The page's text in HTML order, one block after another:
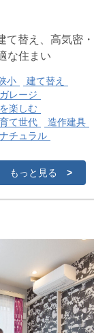
て替え、高気密・
な住まい
小
建て替え
レージ
楽しむ
て世代
造作建具
ナチュラル
もっと見る>